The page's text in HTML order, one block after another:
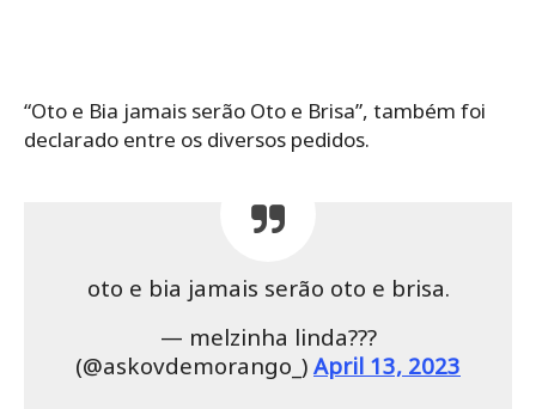
“Oto e Bia jamais serão Oto e Brisa”, também foi
declarado entre os diversos pedidos.
oto e bia jamais serão oto e brisa.
— melzinha linda???
(@askovdemorango_) April 13, 2023